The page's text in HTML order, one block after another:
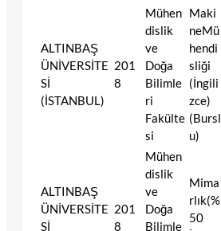
ALTINBAŞ
ÜNİVERSİTE
Sİ
(İSTANBUL)
201
8
Mühen
dislik
ve
Doğa
Bilimle
ri
Fakülte
si
Maki
neMü
hendi
sliği
(İngili
zce)
(Bursl
u)
ALTINBAŞ
ÜNİVERSİTE
Sİ
201
8
Mühen
dislik
ve
Doğa
Bilimle
Mima
rlık(%
50